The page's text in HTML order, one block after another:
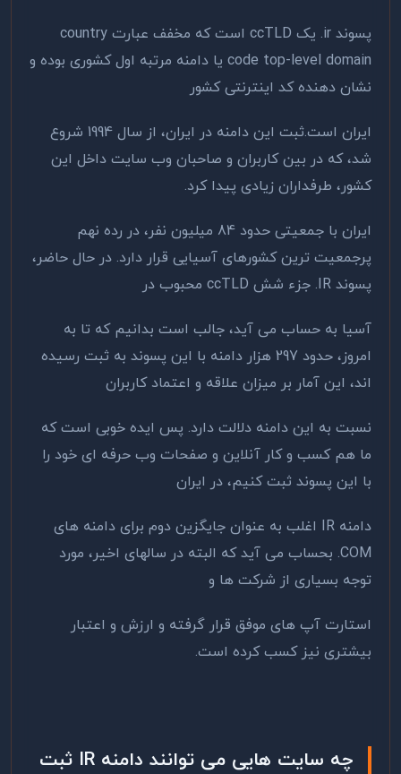
پسوند ir. یک ccTLD است که مخفف عبارت country
code top-level domain یا دامنه مرتبه اول کشوری بوده و
نشان دهنده کد اینترنتی کشور
ایران است.ثبت این دامنه در ایران، از سال 1994 شروع
شد، که در بین کاربران و صاحبان وب سایت داخل این
کشور، طرفداران زیادی پیدا کرد.
ایران با جمعیتی حدود 84 میلیون نفر، در رده نهم
پرجمعیت ترین کشورهای آسیایی قرار دارد. در حال حاضر،
پسوند IR. جزء شش ccTLD محبوب در
آسیا به حساب می آید، جالب است بدانیم که تا به
امروز، حدود 297 هزار دامنه با این پسوند به ثبت رسیده
اند، این آمار بر میزان علاقه و اعتماد کاربران
نسبت به این دامنه دلالت دارد. پس ایده خوبی است که
ما هم کسب و کار آنلاین و صفحات وب حرفه ای خود را
با این پسوند ثبت کنیم، در ایران
دامنه IR اغلب به عنوان جایگزین دوم برای دامنه های
COM. بحساب می آید که البته در سالهای اخیر، مورد
توجه بسیاری از شرکت ها و
استارت آپ های موفق قرار گرفته و ارزش و اعتبار
بیشتری نیز کسب کرده است.
چه سایت هایی می توانند دامنه IR ثبت